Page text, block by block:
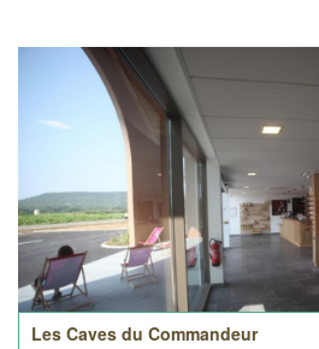
Les Caves du Commandeur